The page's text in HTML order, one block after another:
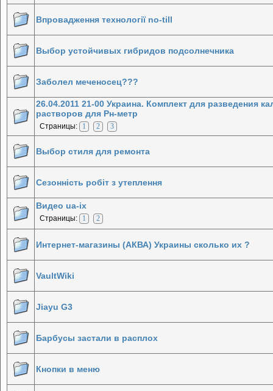
Впровадження технології no-till
Выбор устойчивых гибридов подсолнечника
Заболел меченосец???
26.04.2011 21-00 Украина. Комплект для разведения
растворов для Рн-метр
Страницы: 1 2 3
Выбор стиля для ремонта
Сезонність робіт з утеплення
Видео ua-ix
Страницы: 1 2
Интернет-магазины (АКВА) Украины сколько их ?
VaultWiki
Jiayu G3
Барбусы застали в расплох
Кнопки в меню